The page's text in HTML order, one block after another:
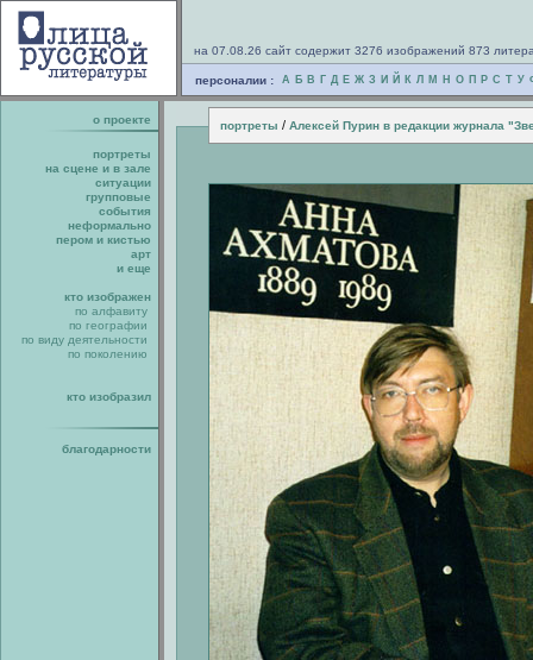
на 07.08.26 сайт содержит 3276 изображений 873
персоналии : А Б В Г Д Е Ж З И Й К Л М Н О П Р С Т У
о проекте портреты / Алексей Пурин в редакции журнала
портреты
на сцене и в зале
ситуации
групповые
события
неформально
пером и кистью
арт
и еще
кто изображен
по алфавиту
по географии
по виду деятельности
по поколению
кто изобразил
благодарности